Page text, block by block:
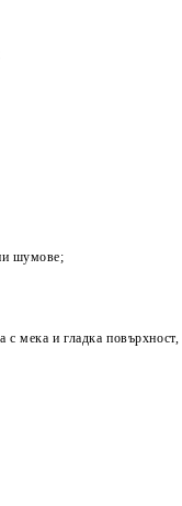
шумове;
с мека и гладка